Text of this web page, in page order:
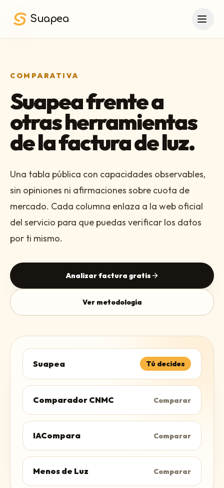
Suapea
COMPARATIVA
Suapea frente a
otras herramientas
de la factura de luz.
Una tabla pública con capacidades observables,
sin opiniones ni afirmaciones sobre cuota de
mercado. Cada columna enlaza a la web oficial
del servicio para que puedas verificar los datos
por ti mismo.
Analizar factura gratis
Ver metodología
Suapea Tú decides
Comparador CNMC Comparar
IACompara Comparar
Menos de Luz Comparar